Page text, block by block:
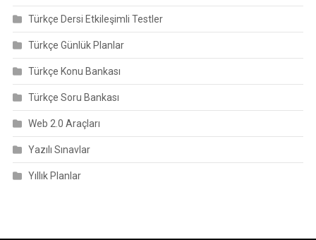
Türkçe Dersi Etkileşimli Testler
Türkçe Günlük Planlar
Türkçe Konu Bankası
Türkçe Soru Bankası
Web 2.0 Araçları
Yazılı Sınavlar
Yıllık Planlar